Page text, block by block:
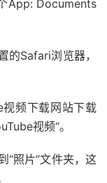
App: Documents
的Safari浏览器，
频下载网站下载
视频“。
“照片”文件夹，这